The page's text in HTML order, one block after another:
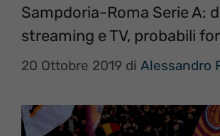
Sampdoria-Roma Serie A:
streaming e TV, probabili
20 Ottobre 2019 di Alessandro